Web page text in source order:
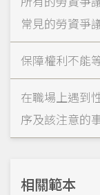
常見的勞資爭
保障權利不能
在職場上遇到
序及該注意的
相關範本